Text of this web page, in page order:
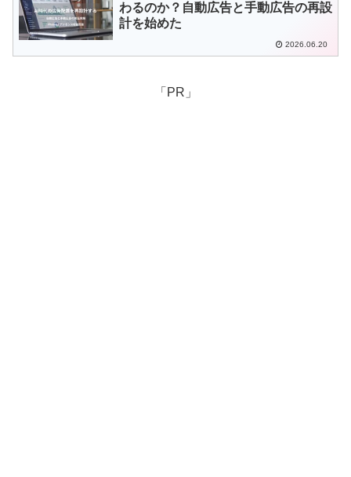
わるのか？自動広告と手動広告の再設
計を始めた
2026.06.20
「PR」